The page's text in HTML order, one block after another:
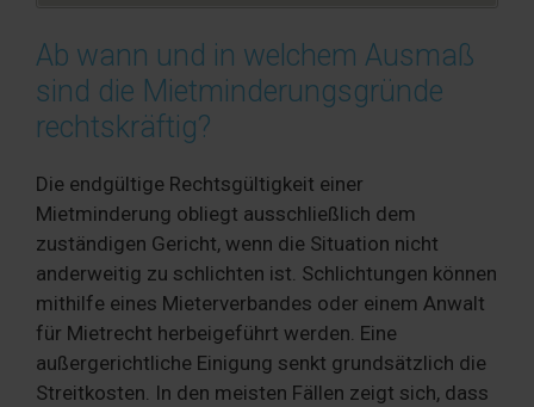
Ab wann und in welchem Ausmaß
sind die Mietminderungsgründe
rechtskräftig?
Die endgültige Rechtsgültigkeit einer
Mietminderung obliegt ausschließlich dem
zuständigen Gericht, wenn die Situation nicht
anderweitig zu schlichten ist. Schlichtungen können
mithilfe eines Mieterverbandes oder einem Anwalt
für Mietrecht herbeigeführt werden. Eine
außergerichtliche Einigung senkt grundsätzlich die
Streitkosten. In den meisten Fällen zeigt sich, dass